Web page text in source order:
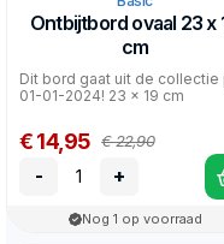
Ontbijtbord ovaal 23 x
cm
Dit bord gaat uit de collectie
01-01-2024! 23 x 19 cm
€ 14,95 € 22,90
- +
Nog 1 op voorraad